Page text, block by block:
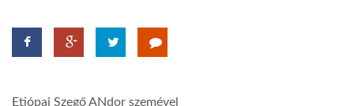
Etiópai Szegő ANdor szemével